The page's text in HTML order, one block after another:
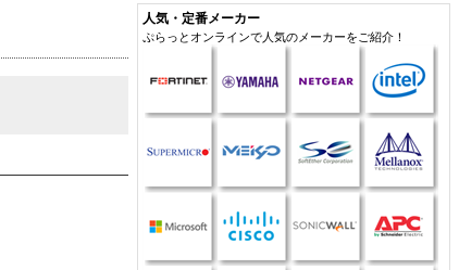
人気・定番メーカー
ぷらっとオンラインで人気のメーカーをご紹介！